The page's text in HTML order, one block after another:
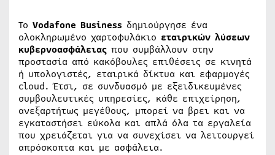
Το Vodafone Business δημιούργησε ένα
ολοκληρωμένο χαρτοφυλάκιο εταιρικών λύσεων
κυβερνοασφάλειας που συμβάλλουν στην
προστασία από κακόβουλες επιθέσεις σε κινητά
ή υπολογιστές, εταιρικά δίκτυα και εφαρμογές
cloud. Έτσι, σε συνδυασμό με εξειδικευμένες
συμβουλευτικές υπηρεσίες, κάθε επιχείρηση,
ανεξαρτήτως μεγέθους, μπορεί να βρει και να
εγκαταστήσει εύκολα και απλά όλα τα εργαλεία
που χρειάζεται για να συνεχίσει να λειτουργεί
απρόσκοπτα και με ασφάλεια.